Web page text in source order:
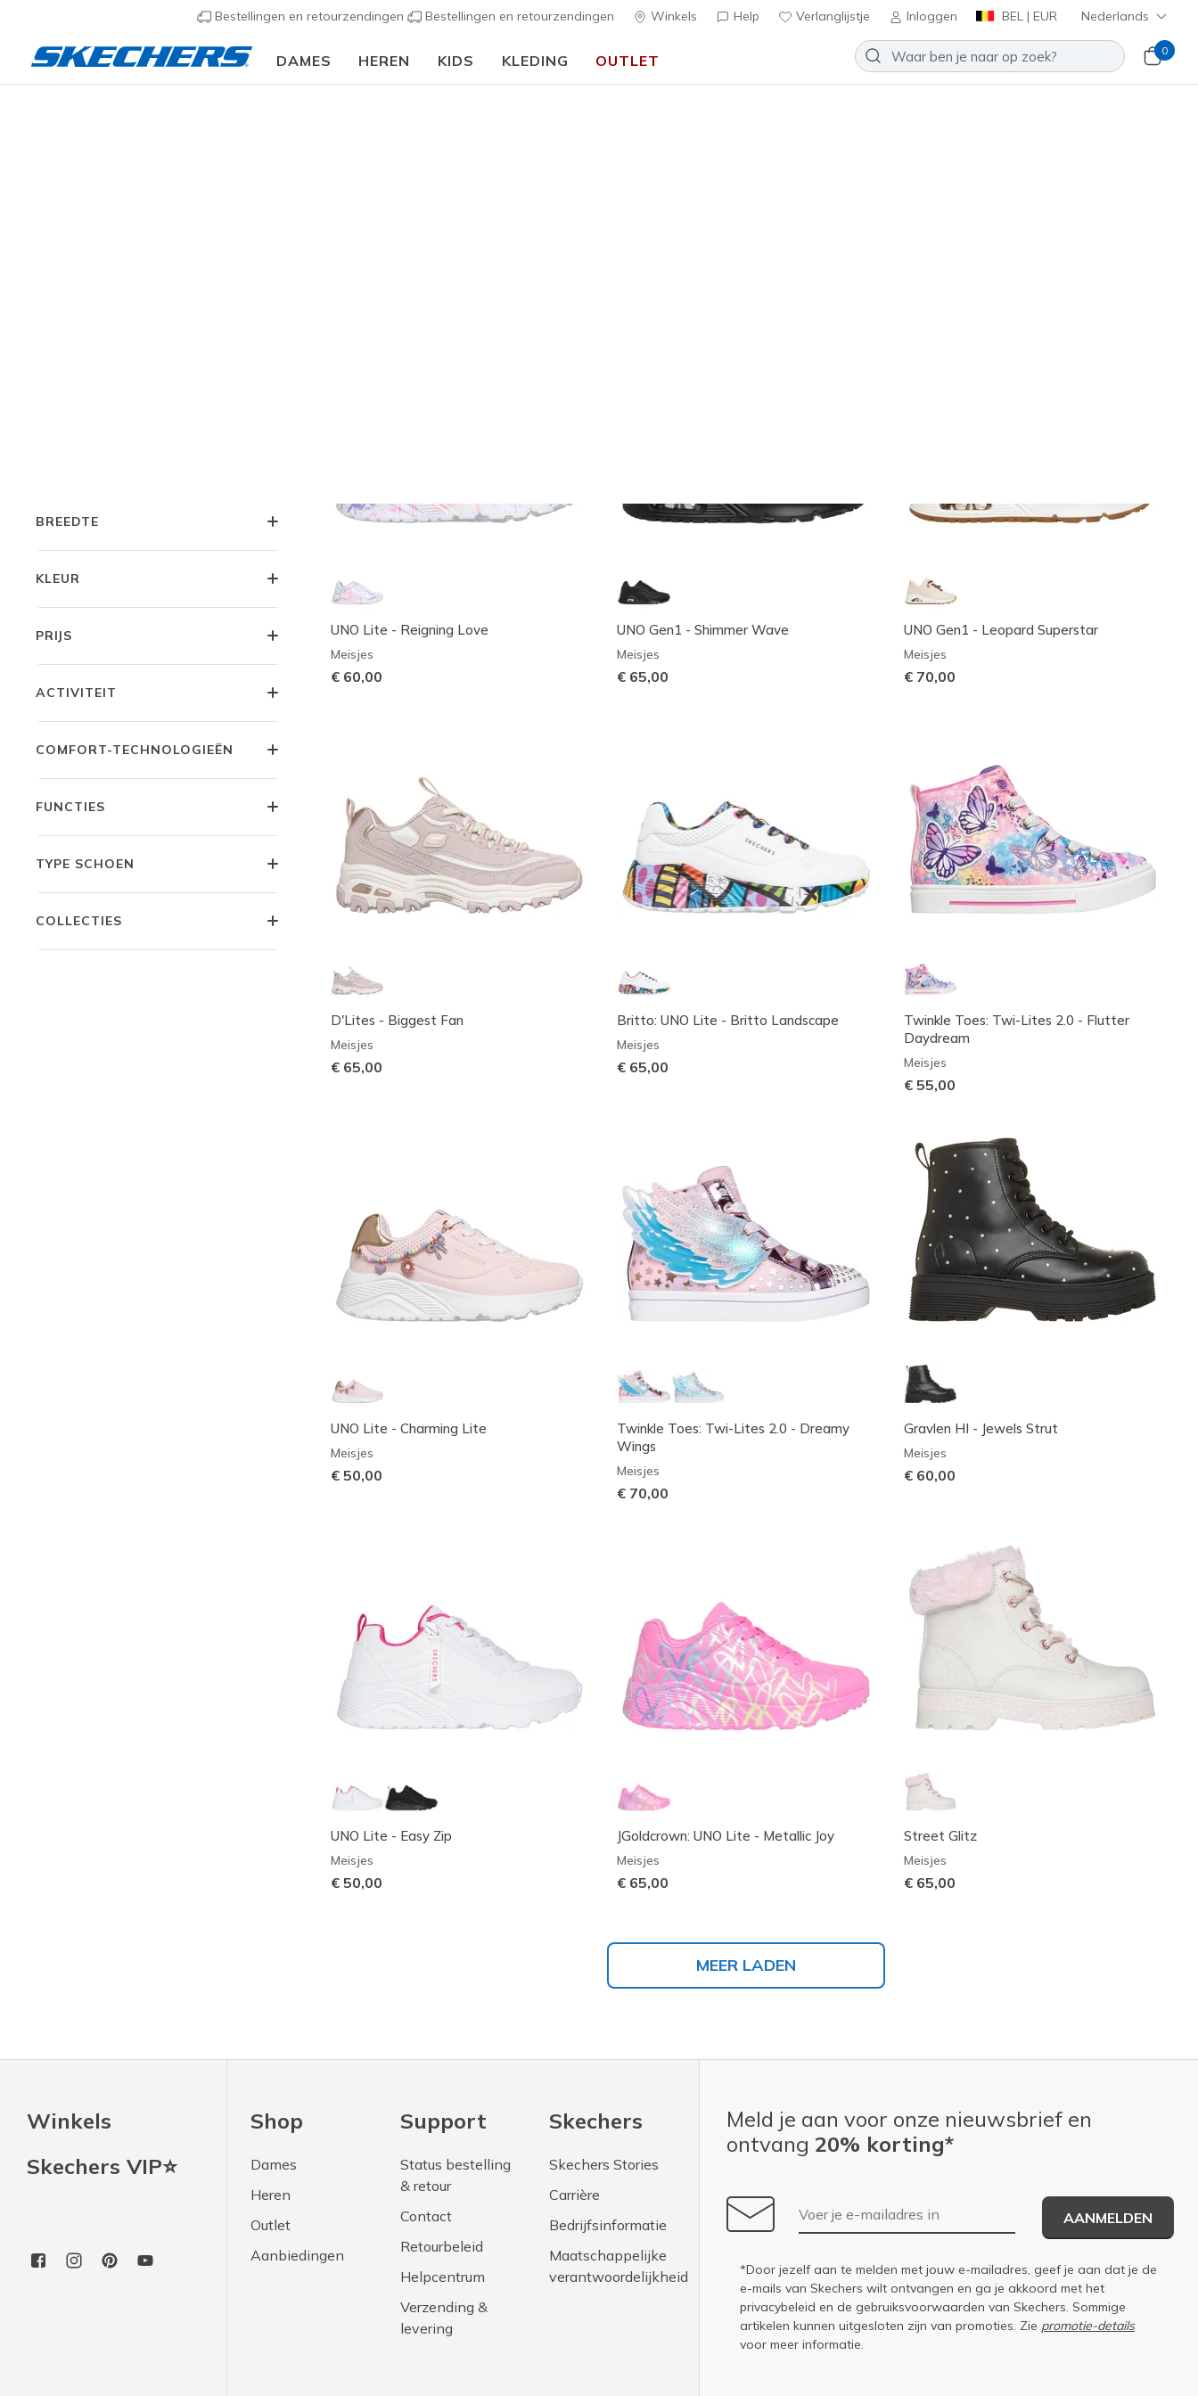
Bestellingen en retourzendingen Bestellingen en retourzendingen Winkels Help Verlanglijstje Inloggen BEL | EUR Nederlands
DAMES HEREN KIDS KLEDING OUTLET
0
BREEDTE
KLEUR
PRIJS
ACTIVITEIT
COMFORT-TECHNOLOGIEËN
FUNCTIES
TYPE SCHOEN
COLLECTIES
UNO Lite - Reigning Love
Meisjes
€ 60,00
UNO Gen1 - Shimmer Wave
Meisjes
€ 65,00
UNO Gen1 - Leopard Superstar
Meisjes
€ 70,00
D'Lites - Biggest Fan
Meisjes
€ 65,00
Britto: UNO Lite - Britto Landscape
Meisjes
€ 65,00
Twinkle Toes: Twi-Lites 2.0 - Flutter
Daydream
Meisjes
€ 55,00
UNO Lite - Charming Lite
Meisjes
€ 50,00
Twinkle Toes: Twi-Lites 2.0 - Dreamy
Wings
Meisjes
€ 70,00
Gravlen HI - Jewels Strut
Meisjes
€ 60,00
UNO Lite - Easy Zip
Meisjes
€ 50,00
JGoldcrown: UNO Lite - Metallic Joy
Meisjes
€ 65,00
Street Glitz
Meisjes
€ 65,00
MEER LADEN
Winkels
Skechers VIP⭐
Shop
Dames
Heren
Outlet
Aanbiedingen
Support
Status bestelling
& retour
Contact
Retourbeleid
Helpcentrum
Verzending &
levering
Skechers
Skechers Stories
Carrière
Bedrijfsinformatie
Maatschappelijke
verantwoordelijkheid
Meld je aan voor onze nieuwsbrief en
ontvang 20% korting*
E-mailadres
AANMELDEN
*Door jezelf aan te melden met jouw e-mailadres, geef je aan dat je de
e-mails van Skechers wilt ontvangen en ga je akkoord met het
privacybeleid en de gebruiksvoorwaarden van Skechers. Sommige
artikelen kunnen uitgesloten zijn van promoties. Zie promotie-details
voor meer informatie.